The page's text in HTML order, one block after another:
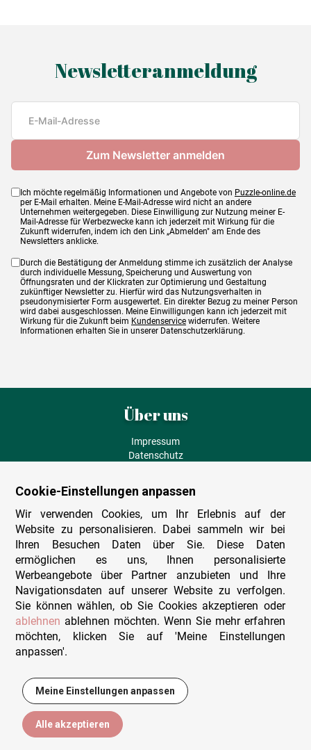
8412668170001
34,95 €
Newsletteranmeldung
Ich möchte regelmäßig Informationen und Angebote von Puzzle-online.de
per E-Mail erhalten. Meine E-Mail-Adresse wird nicht an andere
Unternehmen weitergegeben. Diese Einwilligung zur Nutzung meiner E-
Mail-Adresse für Werbezwecke kann ich jederzeit mit Wirkung für die
Zukunft widerrufen, indem ich den Link „Abmelden" am Ende des
Newsletters anklicke.
Durch die Bestätigung der Anmeldung stimme ich zusätzlich der Analyse
durch individuelle Messung, Speicherung und Auswertung von
Öffnungsraten und der Klickraten zur Optimierung und Gestaltung
zukünftiger Newsletter zu. Hierfür wird das Nutzungsverhalten in
pseudonymisierter Form ausgewertet. Ein direkter Bezug zu meiner Person
wird dabei ausgeschlossen. Meine Einwilligungen kann ich jederzeit mit
Wirkung für die Zukunft beim Kundenservice widerrufen. Weitere
Informationen erhalten Sie in unserer Datenschutzerklärung.
Über uns
Impressum
Datenschutz
Versand und Lieferung
Zahlungsarten
Herstellungsland
Widerruf
Sitemap
Beratung & Support
Wir sind persönlich erreichbar
+49 (0)341 4912 210
Kontakt-Formular
© Puzzlewelt Leipzig GmbH - Alle Rechte vorbehalten
Cookie-Einstellungen anpassen
Wir verwenden Cookies, um Ihr Erlebnis auf der
Website zu personalisieren. Dabei sammeln wir bei
Ihren Besuchen Daten über Sie. Diese Daten
ermöglichen es uns, Ihnen personalisierte
Werbeangebote über Partner anzubieten und Ihre
Navigationsdaten auf unserer Website zu verfolgen.
Sie können wählen, ob Sie Cookies akzeptieren oder
ablehnen ablehnen möchten. Wenn Sie mehr erfahren
möchten, klicken Sie auf 'Meine Einstellungen
anpassen'.
Meine Einstellungen anpassen
Alle akzeptieren